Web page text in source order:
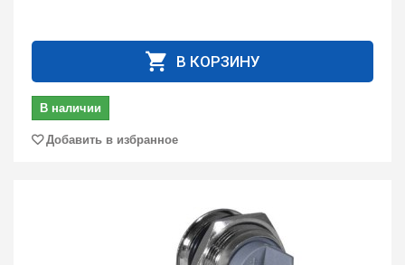
В КОРЗИНУ
В наличии
Добавить в избранное